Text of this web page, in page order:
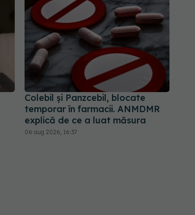
Colebil și Panzcebil, blocate
temporar în farmacii. ANMDMR
explică de ce a luat măsura
06 aug 2026, 16:37